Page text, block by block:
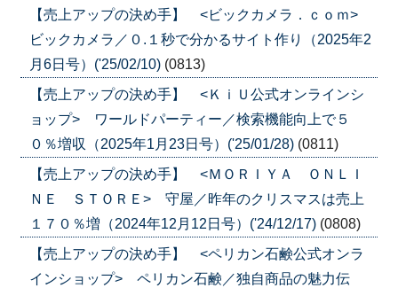
【売上アップの決め手】 <ビックカメラ．ｃｏｍ>
ビックカメラ／０.１秒で分かるサイト作り（2025年2
月6日号）('25/02/10) (0813)
【売上アップの決め手】 <ＫｉＵ公式オンラインシ
ョップ> ワールドパーティー／検索機能向上で５
０％増収（2025年1月23日号）('25/01/28) (0811)
【売上アップの決め手】 <ＭＯＲＩＹＡ ＯＮＬＩ
ＮＥ ＳＴＯＲＥ> 守屋／昨年のクリスマスは売上
１７０％増（2024年12月12日号）('24/12/17) (0808)
【売上アップの決め手】 <ペリカン石鹸公式オンラ
インショップ> ペリカン石鹸／独自商品の魅力伝